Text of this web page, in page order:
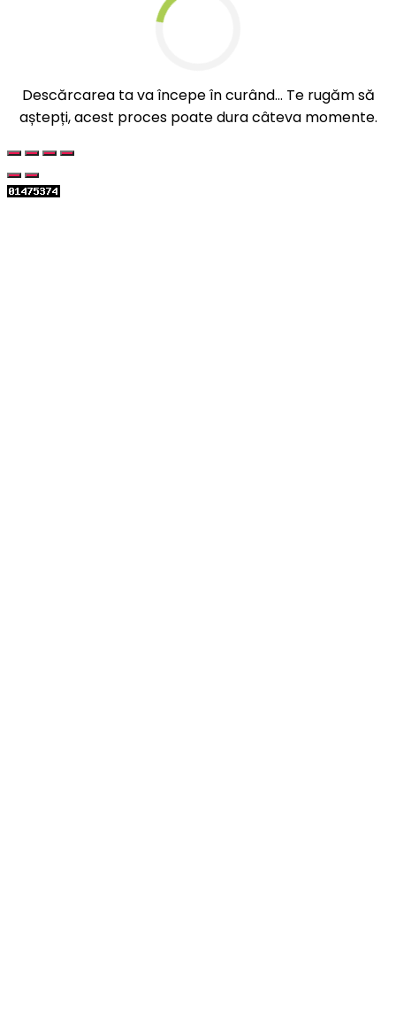
Descărcarea ta va începe în curând... Te rugăm să
aștepți, acest proces poate dura câteva momente.